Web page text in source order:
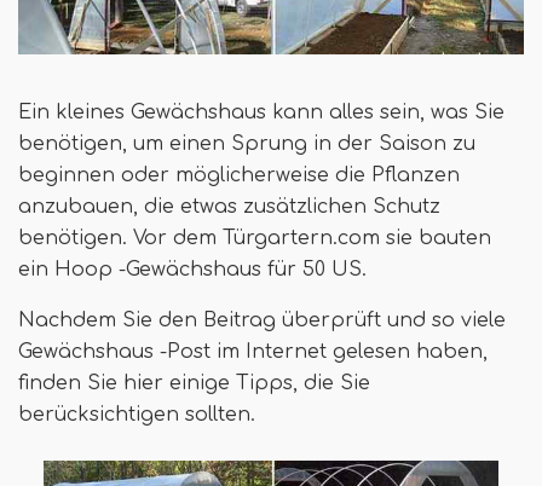
Ein kleines Gewächshaus kann alles sein, was Sie
benötigen, um einen Sprung in der Saison zu
beginnen oder möglicherweise die Pflanzen
anzubauen, die etwas zusätzlichen Schutz
benötigen. Vor dem Türgartern.com sie bauten
ein Hoop -Gewächshaus für 50 US.
Nachdem Sie den Beitrag überprüft und so viele
Gewächshaus -Post im Internet gelesen haben,
finden Sie hier einige Tipps, die Sie
berücksichtigen sollten.